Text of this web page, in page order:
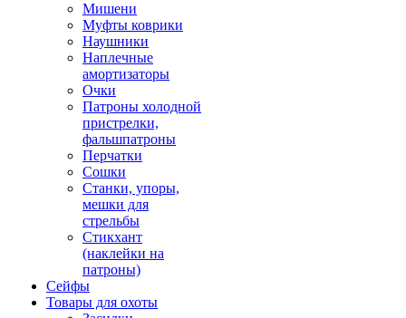
Мишени
Муфты коврики
Наушники
Наплечные
амортизаторы
Очки
Патроны холодной
пристрелки,
фальшпатроны
Перчатки
Сошки
Станки, упоры,
мешки для
стрельбы
Стикхант
(наклейки на
патроны)
Сейфы
Товары для охоты